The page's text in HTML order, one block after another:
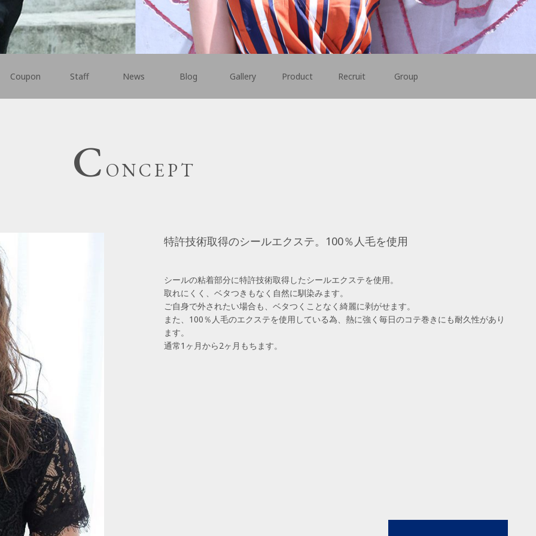
Coupon Staff News Blog Gallery Product Recruit Group
C ONCEPT
特許技術取得のシールエクステ。100％人毛を使用
シールの粘着部分に特許技術取得したシールエクステを使用。
取れにくく、ベタつきもなく自然に馴染みます。
ご自身で外されたい場合も、ベタつくことなく綺麗に剥がせます。
また、100％人毛のエクステを使用している為、熱に強く毎日のコテ巻きにも耐久性があり
ます。
通常1ヶ月から2ヶ月もちます。